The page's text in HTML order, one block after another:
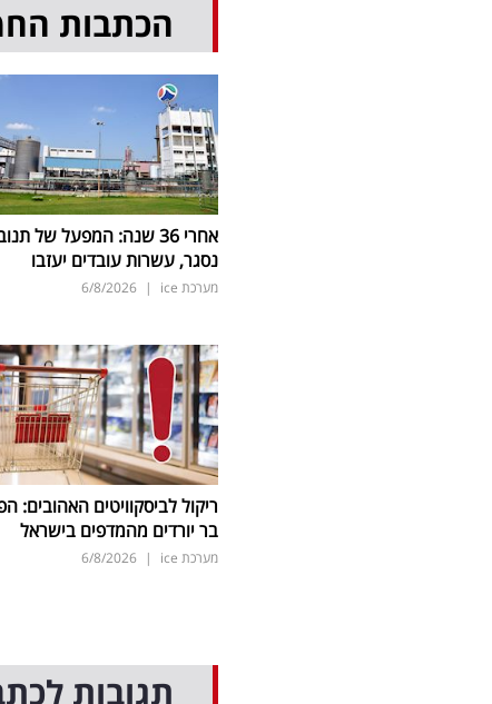
הכתבות
אחרי 36 שנה: המפעל של
נסגר, עשרות עובדים יעזבו
מערכת ice |
6/8/2026
ריקול לביסקוויטים האהובים:
בר יורדים מהמדפים בישראל
מערכת ice |
6/8/2026
תגובות